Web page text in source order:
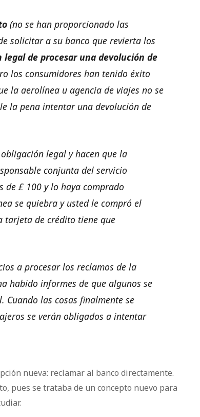
(no se han proporcionado las
solicitar a su banco que revierta los
de procesar una devolución de
los consumidores han tenido éxito
la aerolínea u agencia de viajes no se
la pena intentar una devolución de
legal y hacen que la
conjunta del servicio
de £ 100 y lo haya comprado
se quiebra y usted le compró el
tarjeta de crédito tiene que
a procesar los reclamos de la
habido informes de que algunos se
las cosas finalmente se
se verán obligados a intentar
nueva: reclamar al banco directamente.
pues se trataba de un concepto nuevo para